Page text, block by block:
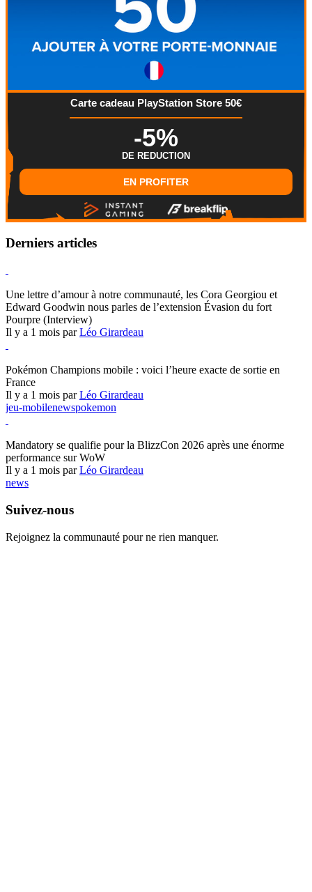
Carte cadeau PlayStation Store 50€
-5%
DE REDUCTION
EN PROFITER
Derniers articles
Une lettre d’amour à notre communauté, les Cora Georgiou et
Edward Goodwin nous parles de l’extension Évasion du fort
Pourpre (Interview)
Il y a 1 mois parLéo Girardeau
Pokémon Champions mobile : voici l’heure exacte de sortie en
France
Il y a 1 mois parLéo Girardeau
jeu-mobilenewspokemon
Mandatory se qualifie pour la BlizzCon 2026 après une énorme
performance sur WoW
Il y a 1 mois parLéo Girardeau
news
Suivez-nous
Rejoignez la communauté pour ne rien manquer.